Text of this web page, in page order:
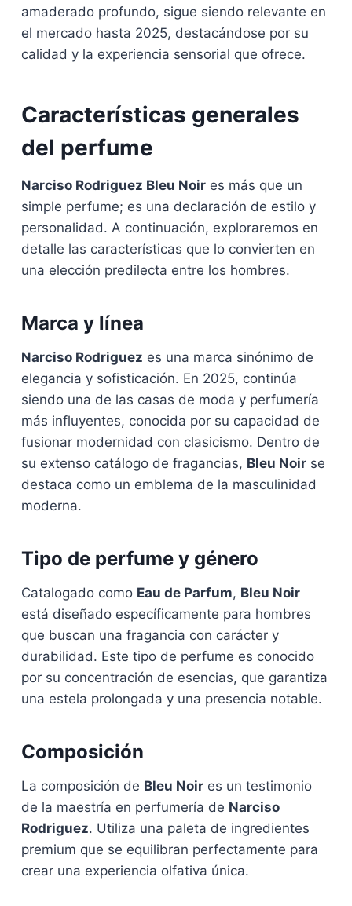
amaderado profundo, sigue siendo relevante en
el mercado hasta 2025, destacándose por su
calidad y la experiencia sensorial que ofrece.
Características generales
del perfume
Narciso Rodriguez Bleu Noir es más que un
simple perfume; es una declaración de estilo y
personalidad. A continuación, exploraremos en
detalle las características que lo convierten en
una elección predilecta entre los hombres.
Marca y línea
Narciso Rodriguez es una marca sinónimo de
elegancia y sofisticación. En 2025, continúa
siendo una de las casas de moda y perfumería
más influyentes, conocida por su capacidad de
fusionar modernidad con clasicismo. Dentro de
su extenso catálogo de fragancias, Bleu Noir se
destaca como un emblema de la masculinidad
moderna.
Tipo de perfume y género
Catalogado como Eau de Parfum, Bleu Noir
está diseñado específicamente para hombres
que buscan una fragancia con carácter y
durabilidad. Este tipo de perfume es conocido
por su concentración de esencias, que garantiza
una estela prolongada y una presencia notable.
Composición
La composición de Bleu Noir es un testimonio
de la maestría en perfumería de Narciso
Rodriguez. Utiliza una paleta de ingredientes
premium que se equilibran perfectamente para
crear una experiencia olfativa única.